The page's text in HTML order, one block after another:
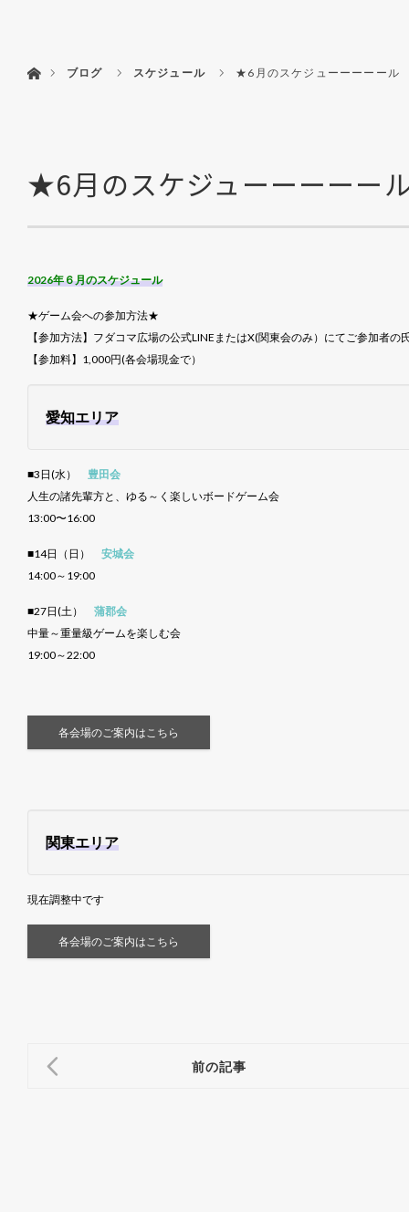
ブログ
スケジュール ★6月のスケジューーーーール
★6月のスケジューーーーー
2026年６月のスケジュール
★ゲーム会への参加方法★
【参加方法】フダコマ広場の公式LINEまたはX(関東会のみ）にてご参加者
【参加料】1,000円(各会場現金で）
愛知エリア
■3日(水） 豊田会
人生の諸先輩方と、ゆる～く楽しいボードゲーム会
13:00〜16:00
■14日（日） 安城会
14:00～19:00
■27日(土） 蒲郡会
中量～重量級ゲームを楽しむ会
19:00～22:00
各会場のご案内はこちら
関東エリア
現在調整中です
各会場のご案内はこちら
前の記事